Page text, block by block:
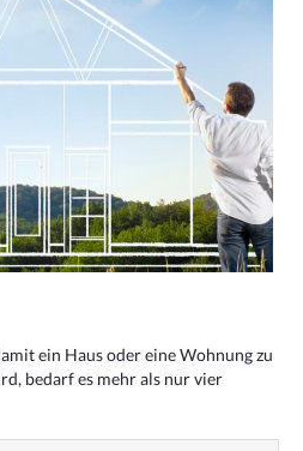
ein Haus oder eine Wohnung zu
bedarf es mehr als nur vier